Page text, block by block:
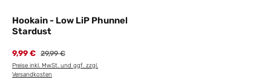
Hookain - Low LiP Phunnel
Stardust
9,99 € Regulärer Preis:
29,99 €
Preise inkl. MwSt. und ggf. zzgl.
Versandkosten